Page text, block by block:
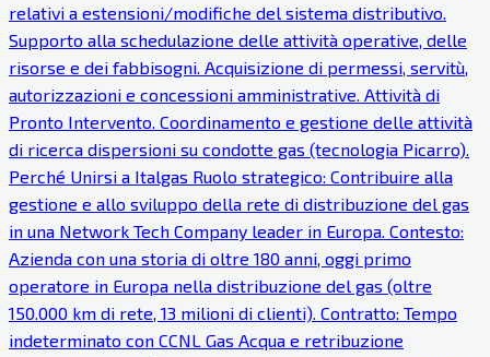
relativi a estensioni/modifiche del sistema distributivo.
Supporto alla schedulazione delle attività operative, delle
risorse e dei fabbisogni. Acquisizione di permessi, servitù,
autorizzazioni e concessioni amministrative. Attività di
Pronto Intervento. Coordinamento e gestione delle attività
di ricerca dispersioni su condotte gas (tecnologia Picarro).
Perché Unirsi a Italgas Ruolo strategico: Contribuire alla
gestione e allo sviluppo della rete di distribuzione del gas
in una Network Tech Company leader in Europa. Contesto:
Azienda con una storia di oltre 180 anni, oggi primo
operatore in Europa nella distribuzione del gas (oltre
150.000 km di rete, 13 milioni di clienti). Contratto: Tempo
indeterminato con CCNL Gas Acqua e retribuzione